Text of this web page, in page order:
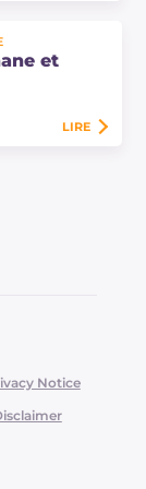
avec
et
et chocolat
LIRE
Notice